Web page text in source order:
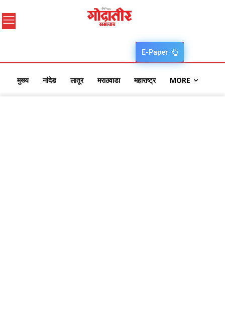
E-Paper
मुख्य नांदेड लातूर मराठवाडा महाराष्ट्र MORE